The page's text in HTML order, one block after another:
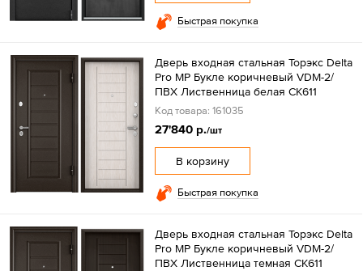
Быстрая покупка
Дверь входная стальная Торэкс Delta
Pro МP Букле коричневый VDM-2/
ПВХ Лиственница белая СК611
Код товара: 161035
27'840 р./шт
В корзину
Быстрая покупка
Дверь входная стальная Торэкс Delta
Pro МP Букле коричневый VDM-2/
ПВХ Лиственница темная СК611